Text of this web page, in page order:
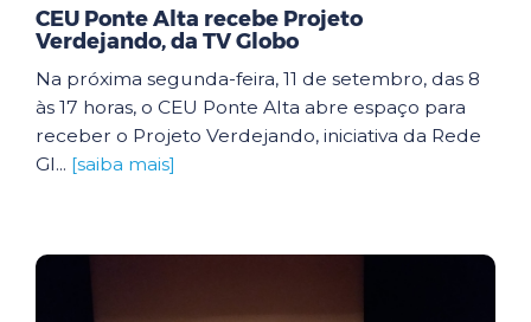
CEU Ponte Alta recebe Projeto
Verdejando, da TV Globo
Na próxima segunda-feira, 11 de setembro, das 8
às 17 horas, o CEU Ponte Alta abre espaço para
receber o Projeto Verdejando, iniciativa da Rede
Gl... [saiba mais]